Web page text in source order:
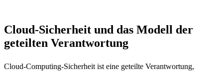
Cloud-Sicherheit und das Modell der
geteilten Verantwortung
Cloud-Computing-Sicherheit ist eine geteilte Verantwortung,